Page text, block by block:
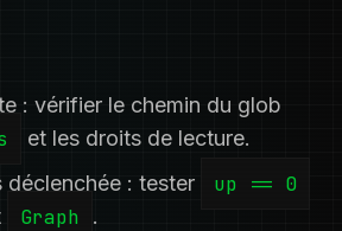
: vérifier le chemin du glob
et les droits de lecture.
déclenchée : tester
up == 0
Graph
.